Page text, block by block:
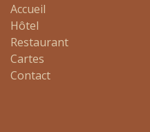
Accueil
Hôtel
Restaurant
Cartes
Contact